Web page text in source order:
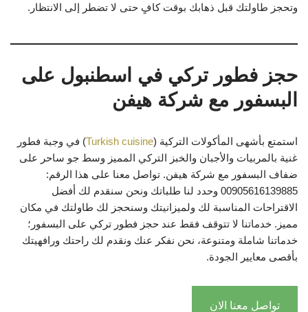
وتحجز طاولتك قبل ذهابك بوقت كافٍ حتى لا تضطر إلى الانتظار.
حجز فطور تركي في اسطنبول على
البسفور مع شركة هيفن
استمتع بأشهى المأكولات التركية (Turkish cuisine) في وجبة فطور
غنية بالمربيات والأجبان والخبز التركي المميز وسط جو ساحر على
ضفاف البسفور مع شركة هيفن. تواصل معنا على هذا الرقم:
00905616139885 وحدد لنا طلباتك ونحن سنقدم لك أفضل
الاقتراحات المناسبة لك ولميزانيتك وسنحجز لك طاولتك في مكان
مميز. خدماتنا لا تتوقف فقط عند حجز فطور تركي على البسفور؛
خدماتنا شاملة ومتنوعة، نحن نفكر عنك ونقدم لك راحتك ورافهيتك
بأقصى معايير الجودة.
تواصل معنا الان